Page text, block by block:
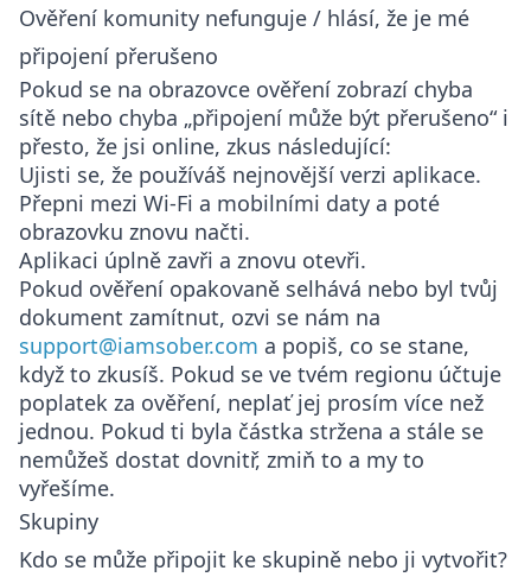
Ověření komunity nefunguje / hlásí, že je mé
připojení přerušeno
Pokud se na obrazovce ověření zobrazí chyba
sítě nebo chyba „připojení může být přerušeno“ i
přesto, že jsi online, zkus následující:
Ujisti se, že používáš nejnovější verzi aplikace.
Přepni mezi Wi-Fi a mobilními daty a poté
obrazovku znovu načti.
Aplikaci úplně zavři a znovu otevři.
Pokud ověření opakovaně selhává nebo byl tvůj
dokument zamítnut, ozvi se nám na
support@iamsober.com a popiš, co se stane,
když to zkusíš. Pokud se ve tvém regionu účtuje
poplatek za ověření, neplať jej prosím více než
jednou. Pokud ti byla částka stržena a stále se
nemůžeš dostat dovnitř, zmiň to a my to
vyřešíme.
Skupiny
Kdo se může připojit ke skupině nebo ji vytvořit?